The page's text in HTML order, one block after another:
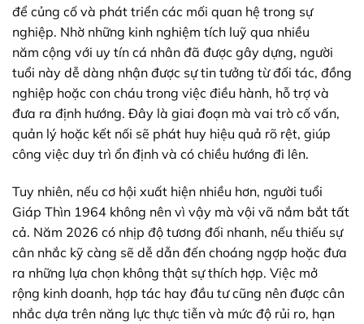
để củng cố và phát triển các mối quan hệ trong sự
nghiệp. Nhờ những kinh nghiệm tích luỹ qua nhiều
năm cộng với uy tín cá nhân đã được gây dựng, người
tuổi này dễ dàng nhận được sự tin tưởng từ đối tác, đồng
nghiệp hoặc con cháu trong việc điều hành, hỗ trợ và
đưa ra định hướng. Đây là giai đoạn mà vai trò cố vấn,
quản lý hoặc kết nối sẽ phát huy hiệu quả rõ rệt, giúp
công việc duy trì ổn định và có chiều hướng đi lên.
Tuy nhiên, nếu cơ hội xuất hiện nhiều hơn, người tuổi
Giáp Thìn 1964 không nên vì vậy mà vội vã nắm bắt tất
cả. Năm 2026 có nhịp độ tương đối nhanh, nếu thiếu sự
cân nhắc kỹ càng sẽ dễ dẫn đến choáng ngợp hoặc đưa
ra những lựa chọn không thật sự thích hợp. Việc mở
rộng kinh doanh, hợp tác hay đầu tưcũng nên được cân
nhắc dựa trên năng lực thực tiễn và mức độ rủi ro, hạn